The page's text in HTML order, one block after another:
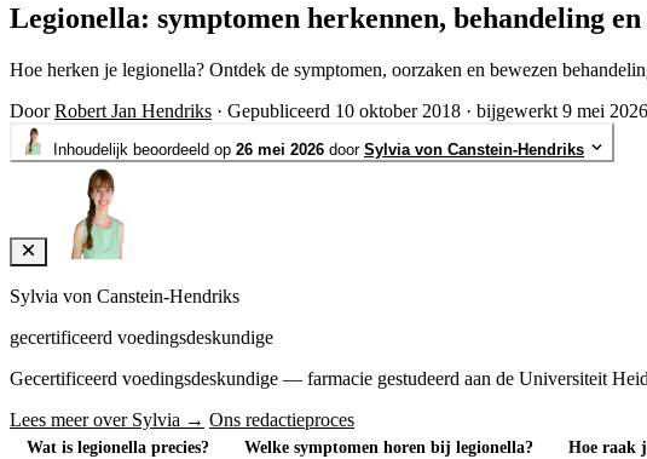
Legionella: symptomen herkennen, behandeling
Hoe herken je legionella? Ontdek de symptomen, oorzaken en bewezen
DoorRobert Jan Hendriks · Gepubliceerd 10 oktober 2018 · bijgewerkt 9 mei 2026
Inhoudelijk beoordeeld op 26 mei 2026 door Sylvia von Canstein-Hendriks
Sylvia von Canstein-Hendriks
gecertificeerd voedingsdeskundige
Gecertificeerd voedingsdeskundige — farmacie gestudeerd aan de Universiteit
Lees meer over Sylvia → Ons redactieproces
Wat is legionella precies? Welke symptomen horen bij legionella? Hoe raak